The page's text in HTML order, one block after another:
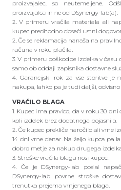
proizvajalec, so neutemeljene.
proizvajalca in ne od DSynergy-lab(a).
2. V primeru vračila materiala ali
kupec predhodno doseči ustni
2. Če se reklamacija nanaša na
računa v roku plačila.
3. V primeru poškodbe izdelka v času
samo ob oddaji zapisnika dostavne
4. Garancijski rok za vse storitve je
nakupa, lahko pa je tudi daljši,
VRAČILO BLAGA
1. Kupec ima pravico, da v roku 30
koli izdelek brez dodatnega pojasnila.
2. Če kupec prekliče naročilo ali vrne
14 dni vrne denar. Na željo kupca pa
dobroimetje za nakup drugega
3. Stroške vračila blaga nosi kupec.
4. Če je DSynergy-lab poslal
DSynergy-lab povrne stroške
trenutka prejema vrnjenega blaga.